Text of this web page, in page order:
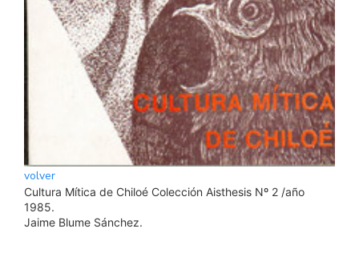
volver
Cultura Mítica de Chiloé Colección Aisthesis Nº 2 /año
1985.
Jaime Blume Sánchez.